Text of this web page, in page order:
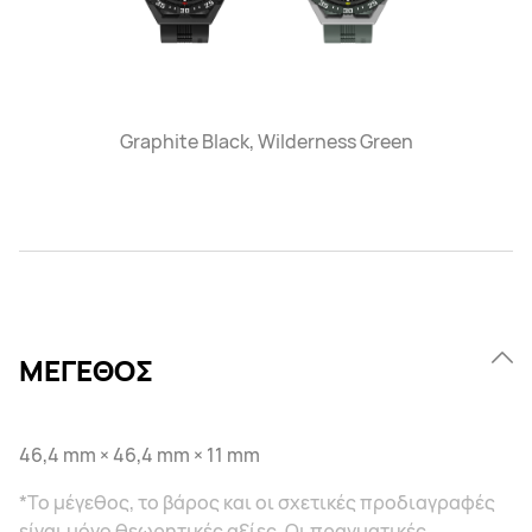
Graphite Black, Wilderness Green
ΜΕΓΕΘΟΣ
46,4 mm × 46,4 mm × 11 mm
*Το μέγεθος, το βάρος και οι σχετικές προδιαγραφές